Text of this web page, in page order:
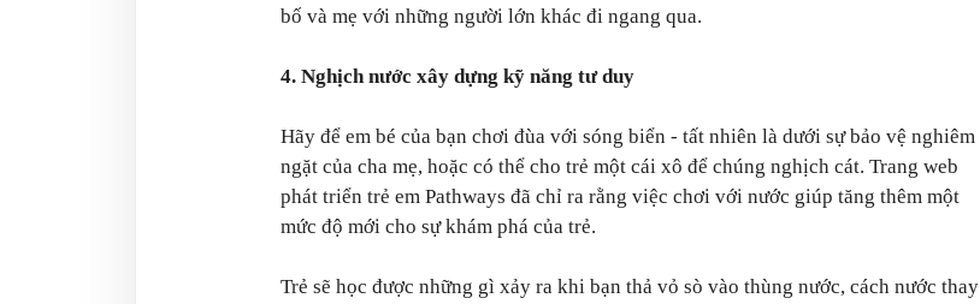
bố và mẹ với những người lớn khác đi ngang qua.
4. Nghịch nước xây dựng kỹ năng tư duy
Hãy để em bé của bạn chơi đùa với sóng biển - tất nhiên là dưới sự bảo vệ nghiêm
ngặt của cha mẹ, hoặc có thể cho trẻ một cái xô để chúng nghịch cát. Trang web
phát triển trẻ em Pathways đã chỉ ra rằng việc chơi với nước giúp tăng thêm một
mức độ mới cho sự khám phá của trẻ.
Trẻ sẽ học được những gì xảy ra khi bạn thả vỏ sò vào thùng nước, cách nước thay